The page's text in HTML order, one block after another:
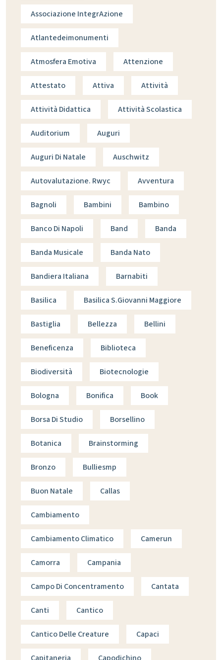
Associazione IntegrAzione
Atlantedeimonumenti
Atmosfera Emotiva Attenzione
Attestato Attiva Attività
Attività Didattica Attività Scolastica
Auditorium Auguri
Auguri Di Natale Auschwitz
Autovalutazione. Rwyc Avventura
Bagnoli Bambini Bambino
Banco Di Napoli Band Banda
Banda Musicale Banda Nato
Bandiera Italiana Barnabiti
Basilica Basilica S.giovanni Maggiore
Bastiglia Bellezza Bellini
Beneficenza Biblioteca
Biodiversità Biotecnologie
Bologna Bonifica Book
Borsa Di Studio Borsellino
Botanica Brainstorming
Bronzo Bulliesmp
Buon Natale Callas
Cambiamento
Cambiamento Climatico Camerun
Camorra Campania
Campo Di Concentramento Cantata
Canti Cantico
Cantico Delle Creature Capaci
Capitaneria Capodichino